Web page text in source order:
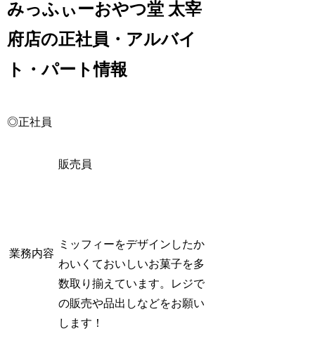
みっふぃーおやつ堂 太宰
府店の正社員・アルバイ
ト・パート情報
◎正社員
業務内容
販売員
ミッフィーをデザインしたか
わいくておいしいお菓子を多
数取り揃えています。レジで
の販売や品出しなどをお願い
します！